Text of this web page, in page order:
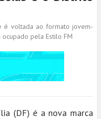
é voltada ao formato jovem-
pela Estilo FM
(DF) é a nova marca